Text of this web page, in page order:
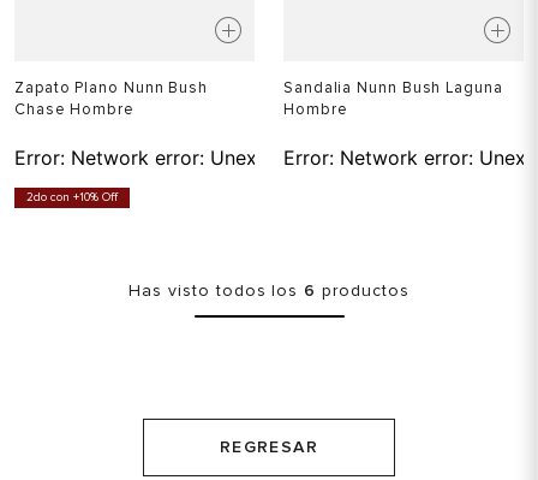
Zapato Plano Nunn Bush
Chase Hombre
Error: Network error: Unexpected token T in JSON at
2do con +10% Off
Sandalia Nunn Bush Laguna
Hombre
Error: Network error:
Has visto todos los 6 productos
REGRESAR